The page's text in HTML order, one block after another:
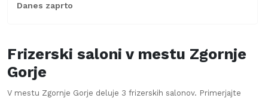
Danes zaprto
Frizerski saloni v mestu Zgornje
Gorje
V mestu Zgornje Gorje deluje 3 frizerskih salonov. Primerjajte